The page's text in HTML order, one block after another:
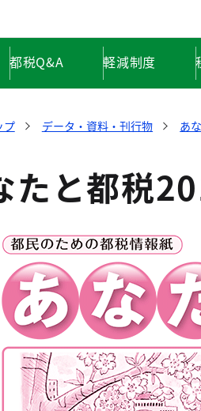
都税Q&A 軽減制度
プ データ・資料・刊行物 あ
たと都税